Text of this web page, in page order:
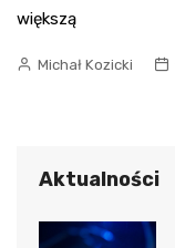
większą
Michał Kozicki
Aktualności